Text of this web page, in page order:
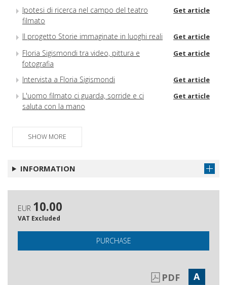
Ipotesi di ricerca nel campo del teatro
filmato
Get article
Il progetto Storie immaginate in luoghi reali Get article
Floria Sigismondi tra video, pittura e
fotografia
Get article
Intervista a Floria Sigismondi Get article
L'uomo filmato ci guarda, sorride e ci
saluta con la mano
Get article
SHOW MORE
INFORMATION
EUR 10.00
VAT Excluded
PURCHASE
PDF A